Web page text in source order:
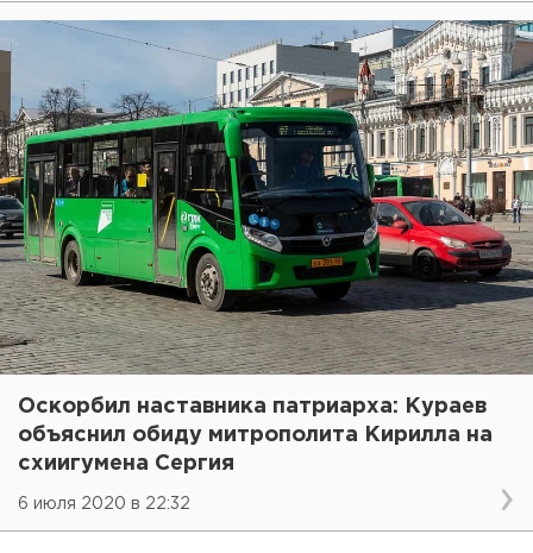
Оскорбил наставника патриарха: Кураев
объяснил обиду митрополита Кирилла на
схиигумена Сергия
6 июля 2020 в 22:32